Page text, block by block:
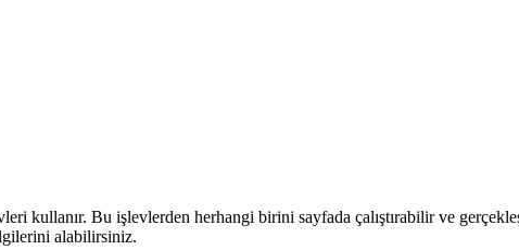
kullanır. Bu işlevlerden herhangi birini sayfada çalıştırabilir ve
alabilirsiniz.